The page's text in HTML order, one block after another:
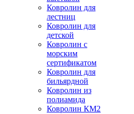
Ковролин для
лестниц
Ковролин для
детской
Ковролин с
морским
сертификатом
Ковролин для
бильярдной
Ковролин из
полиамида
Ковролин КМ2